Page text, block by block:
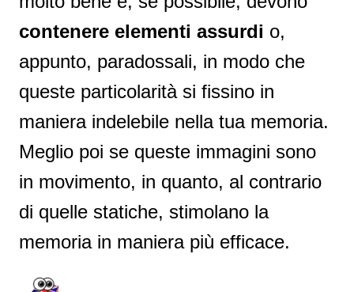
contenere elementi assurdi o,
appunto, paradossali, in modo che
queste particolarità si fissino in
maniera indelebile nella tua memoria.
Meglio poi se queste immagini sono
in movimento, in quanto, al contrario
di quelle statiche, stimolano la
memoria in maniera più efficace.